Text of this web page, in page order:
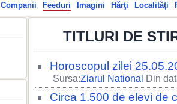
Companii Feeduri Imagini Hărţi Localități
TITLURI DE
Horoscopul zilei
Sursa:Ziarul National Din
Circa 1.500 de elevi de